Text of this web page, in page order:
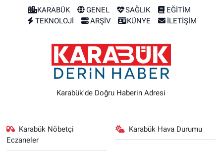
KARABÜK GENEL SAĞLIK
EĞİTİM
TEKNOLOJİ
ARŞİV KÜNYE İLETİŞİM
Karabük'de Doğru Haberin Adresi
Karabük Nöbetçi
Eczaneler
Karabük Hava Durumu